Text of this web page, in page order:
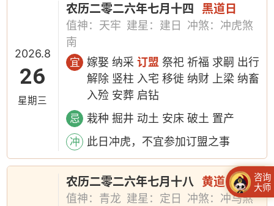
2026.8
26
星期三
农历二零二六年七月十四 黑道日
值神：天牢 建星：建日
冲煞：冲虎煞
南
宜 嫁娶 纳采订盟 祭祀 祈福 求嗣 出行
解除 竖柱 入宅 移徙 纳财 上梁 纳畜
入殓 安葬 启钻
忌 栽种 掘井 动土 安床 破土 置产
冲 此日冲虎，不宜参加订盟之事
农历二零二六年七月十八 黄道日
值神：青龙 建星：定日
冲煞：冲马煞
咨询
大师